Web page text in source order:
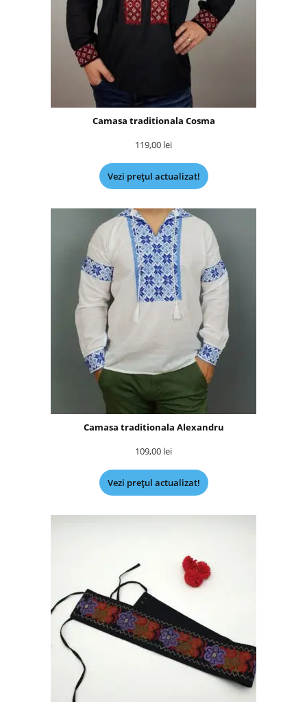
Camasa traditionala Cosma
119,00 lei
Vezi prețul actualizat!
Camasa traditionala Alexandru
109,00 lei
Vezi prețul actualizat!